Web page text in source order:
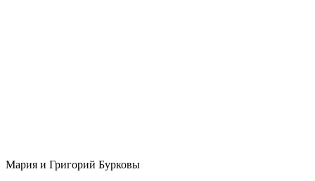
Мария и Григорий Бурковы